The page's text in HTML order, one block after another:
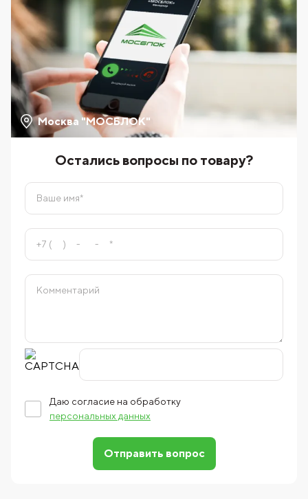
Москва "МОСБЛОК"
Остались вопросы по товару?
Даю согласие на обработку
персональных данных
Отправить вопрос